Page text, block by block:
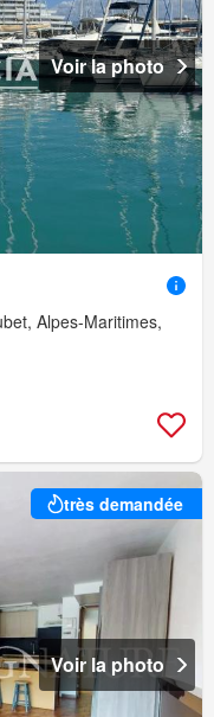
Voir la photo
Alpes-Maritimes,
très demandée
Voir la photo